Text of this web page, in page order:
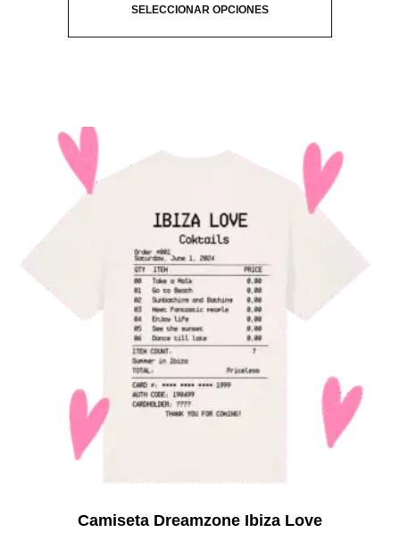
SELECCIONAR OPCIONES
Camiseta Dreamzone Ibiza Love